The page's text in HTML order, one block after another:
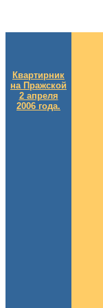
Квартирник
на Пражской
2 апреля
2006 года.